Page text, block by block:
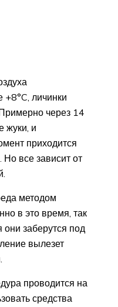
+8°C, личинки
через 14
жуки, и
приходится
Но все зависит от
методом
в это время, так
они заберутся под
вылезет
проводится на
средства